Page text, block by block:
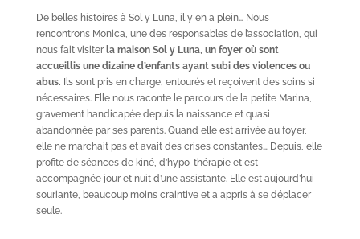
De belles histoires à Sol y Luna, il y en a plein… Nous
rencontrons Monica, une des responsables de l’association, qui
nous fait visiterla maison Sol y Luna, un foyer où sont
accueillis une dizaine d’enfants ayant subi des violences ou
abus. Ils sont pris en charge, entourés et reçoivent des soins si
nécessaires. Elle nous raconte le parcours de la petite Marina,
gravement handicapée depuis la naissance et quasi
abandonnée par ses parents. Quand elle est arrivée au foyer,
elle ne marchait pas et avait des crises constantes… Depuis, elle
profite de séances de kiné, d’hypo-thérapie et est
accompagnée jour et nuit d’une assistante. Elle est aujourd’hui
souriante, beaucoup moins craintive et a appris à se déplacer
seule.